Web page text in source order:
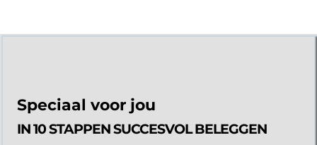
Speciaal voor jou
IN 10 STAPPEN SUCCESVOL BELEGGEN